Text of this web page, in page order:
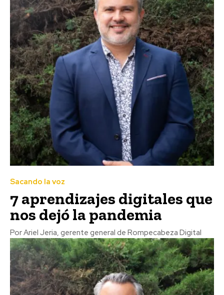
Sacando la voz
7 aprendizajes digitales que
nos dejó la pandemia
Por Ariel Jeria, gerente general de Rompecabeza Digital